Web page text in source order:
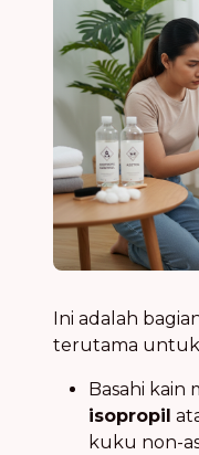
Ini adalah
terutama untuk
Basahi kain
isopropil
kuku non-